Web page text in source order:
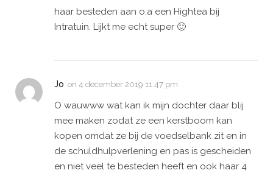
haar besteden aan o.a een Hightea bij
Intratuin. Lijkt me echt super 🙂
Jo on 4 december 2019 11:47 pm
O wauwww wat kan ik mijn dochter daar blij
mee maken zodat ze een kerstboom kan
kopen omdat ze bij de voedselbank zit en in
de schuldhulpverlening en pas is gescheiden
en niet veel te besteden heeft en ook haar 4